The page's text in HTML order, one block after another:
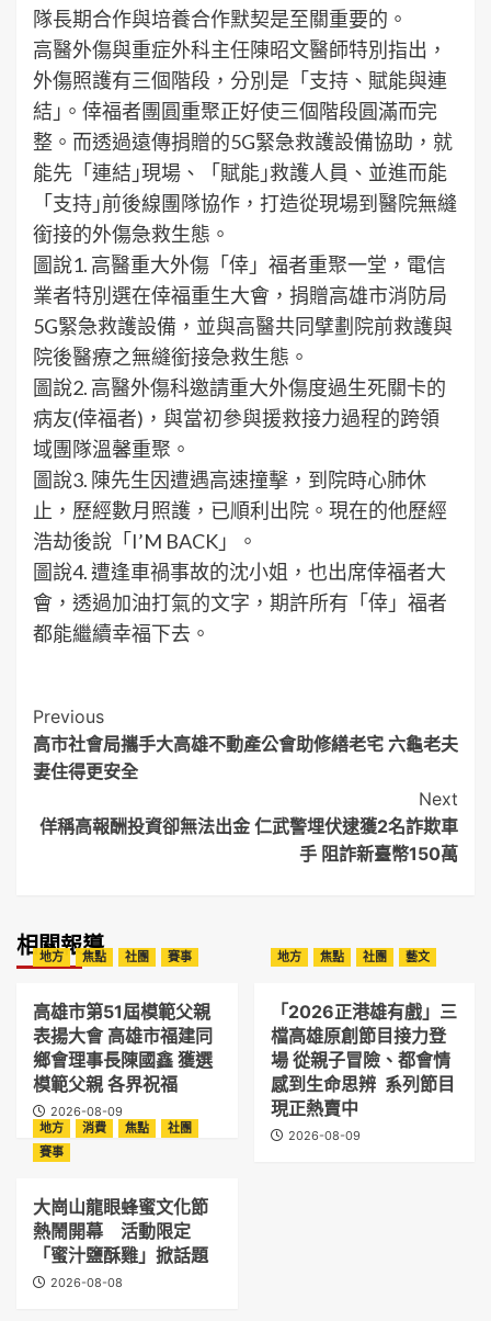
隊長期合作與培養合作默契是至關重要的。
高醫外傷與重症外科主任陳昭文醫師特別指出，
外傷照護有三個階段，分別是「支持、賦能與連
結｣。倖福者團圓重聚正好使三個階段圓滿而完
整。而透過遠傳捐贈的5G緊急救護設備協助，就
能先「連結｣現場、「賦能｣救護人員、並進而能
「支持｣前後線團隊協作，打造從現場到醫院無縫
銜接的外傷急救生態。
圖說1. 高醫重大外傷「倖」福者重聚一堂，電信
業者特別選在倖福重生大會，捐贈高雄市消防局
5G緊急救護設備，並與高醫共同擘劃院前救護與
院後醫療之無縫銜接急救生態。
圖說2. 高醫外傷科邀請重大外傷度過生死關卡的
病友(倖福者)，與當初參與援救接力過程的跨領
域團隊溫馨重聚。
圖說3. 陳先生因遭遇高速撞擊，到院時心肺休
止，歷經數月照護，已順利出院。現在的他歷經
浩劫後說「I’M BACK」。
圖說4. 遭逢車禍事故的沈小姐，也出席倖福者大
會，透過加油打氣的文字，期許所有「倖」福者
都能繼續幸福下去。
Post
Navigation
Previous
高市社會局攜手大高雄不動產公會助修繕老宅 六龜老夫
妻住得更安全
Next
佯稱高報酬投資卻無法出金 仁武警埋伏逮獲2名詐欺車
手 阻詐新臺幣150萬
相關報導
地方 焦點 社團 賽事
高雄市第51屆模範父親
表揚大會 高雄市福建同
鄉會理事長陳國鑫 獲選
模範父親 各界祝福
2026-08-09
地方 焦點 社團 藝文
「2026正港雄有戲」三
檔高雄原創節目接力登
場 從親子冒險、都會情
感到生命思辨 系列節目
現正熱賣中
2026-08-09
地方 消費 焦點
社團
賽事
大崗山龍眼蜂蜜文化節
熱鬧開幕 活動限定
「蜜汁鹽酥雞」掀話題
2026-08-08